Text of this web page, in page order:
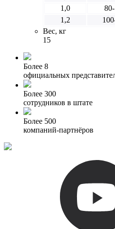
1,0
1,2
Вес, кг
15
Более 8
официальных
Более 300
сотрудников в штате
Более 500
компаний-партнёров